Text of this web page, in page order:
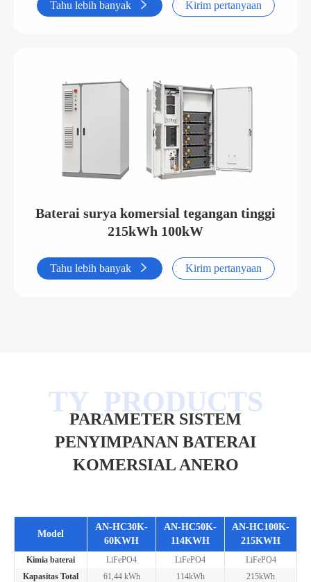
Tahu lebih banyak  Kirim pertanyaan
Baterai surya komersial tegangan tinggi
215kWh 100kW
Tahu lebih banyak  Kirim pertanyaan
PARAMETER SISTEM
PENYIMPANAN BATERAI
KOMERSIAL ANERO
Model
AN-HC30K-
60KWH
AN-HC50K-
114KWH
AN-HC100K-
215KWH
Kimia baterai LiFePO4 LiFePO4
LiFePO4
Kapasitas Total
61,44 kWh 114kWh
215kWh